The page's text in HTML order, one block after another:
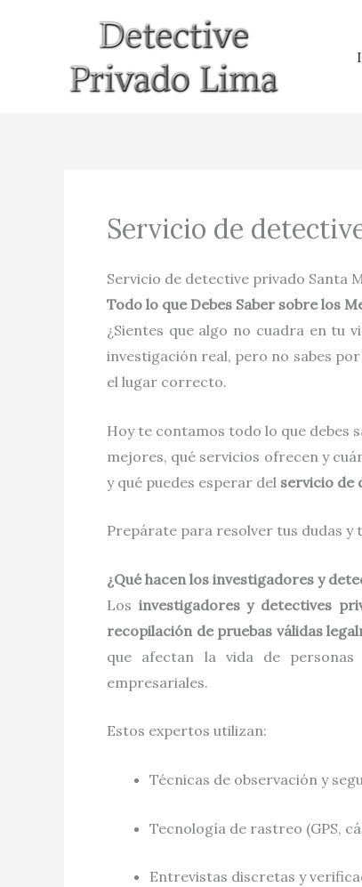
Servicio de
Servicio de detective privado Santa
Todo lo que Debes Saber sobre los
¿Sientes que algo no cuadra en tu
investigación real, pero no sabes
el lugar correcto.
Hoy te contamos todo lo que debes
mejores, qué servicios ofrecen y
y qué puedes esperar del servicio de
Prepárate para resolver tus dudas
¿Qué hacen los investigadores y
Los investigadores y detectives
recopilación de pruebas válidas
que afectan la vida de personas
empresariales.
Estos expertos utilizan:
Técnicas de observación y
Tecnología de rastreo (GPS,
Entrevistas discretas y